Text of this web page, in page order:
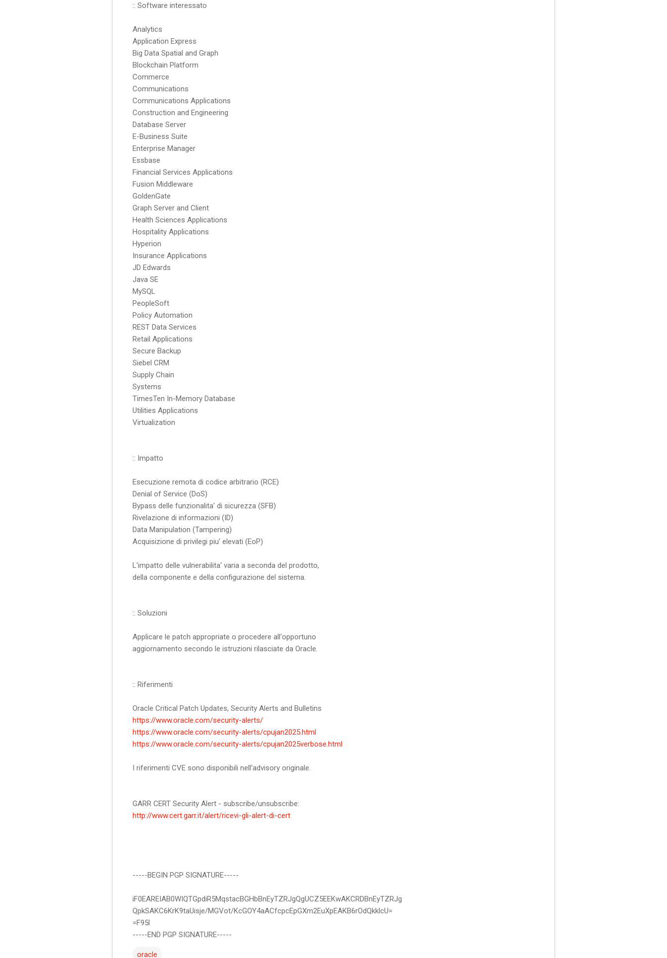
:: Software interessato
Analytics
Application Express
Big Data Spatial and Graph
Blockchain Platform
Commerce
Communications
Communications Applications
Construction and Engineering
Database Server
E-Business Suite
Enterprise Manager
Essbase
Financial Services Applications
Fusion Middleware
GoldenGate
Graph Server and Client
Health Sciences Applications
Hospitality Applications
Hyperion
Insurance Applications
JD Edwards
Java SE
MySQL
PeopleSoft
Policy Automation
REST Data Services
Retail Applications
Secure Backup
Siebel CRM
Supply Chain
Systems
TimesTen In-Memory Database
Utilities Applications
Virtualization
:: Impatto
Esecuzione remota di codice arbitrario (RCE)
Denial of Service (DoS)
Bypass delle funzionalita' di sicurezza (SFB)
Rivelazione di informazioni (ID)
Data Manipulation (Tampering)
Acquisizione di privilegi piu' elevati (EoP)
L'impatto delle vulnerabilita' varia a seconda del prodotto,
della componente e della configurazione del sistema.
:: Soluzioni
Applicare le patch appropriate o procedere all'opportuno
aggiornamento secondo le istruzioni rilasciate da Oracle.
:: Riferimenti
Oracle Critical Patch Updates, Security Alerts and Bulletins
https://www.oracle.com/security-alerts/
https://www.oracle.com/security-alerts/cpujan2025.html
https://www.oracle.com/security-alerts/cpujan2025verbose.html
I riferimenti CVE sono disponibili nell'advisory originale.
GARR CERT Security Alert - subscribe/unsubscribe:
http://www.cert.garr.it/alert/ricevi-gli-alert-di-cert
-----BEGIN PGP SIGNATURE-----
iF0EAREIAB0WIQTGpdiR5MqstacBGHbBnEyTZRJgQgUCZ5EEKwAKCRDBnEyTZRJg
QpkSAKC6KrK9taUisje/MGVot/KcGOY4aACfcpcEpGXm2EuXpEAKB6rOdQkklcU=
=F95l
-----END PGP SIGNATURE-----
oracle